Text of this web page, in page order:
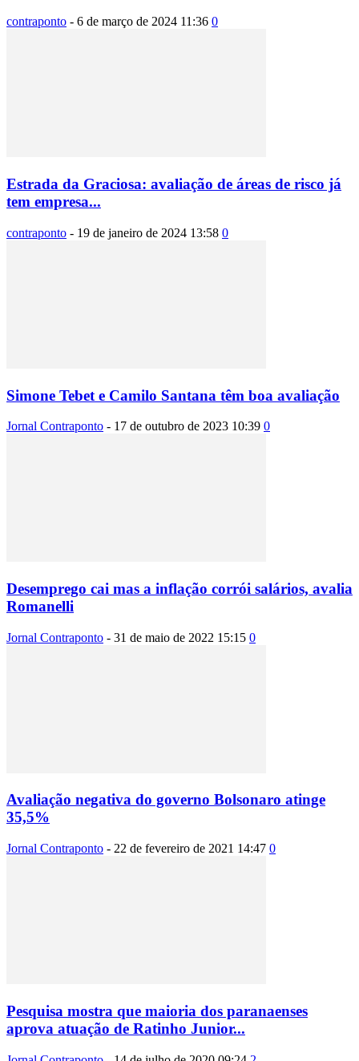
contraponto - 6 de março de 2024 11:36 0
Estrada da Graciosa: avaliação de áreas de risco já
tem empresa...
contraponto - 19 de janeiro de 2024 13:58 0
Simone Tebet e Camilo Santana têm boa avaliação
Jornal Contraponto - 17 de outubro de 2023 10:39 0
Desemprego cai mas a inflação corrói salários, avalia
Romanelli
Jornal Contraponto - 31 de maio de 2022 15:15 0
Avaliação negativa do governo Bolsonaro atinge
35,5%
Jornal Contraponto - 22 de fevereiro de 2021 14:47 0
Pesquisa mostra que maioria dos paranaenses
aprova atuação de Ratinho Junior...